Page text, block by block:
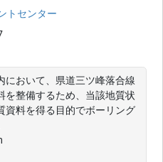
トセンター
において、県道三ツ峰落合線
を整備するため、当該地質状
資料を得る目的でボーリング